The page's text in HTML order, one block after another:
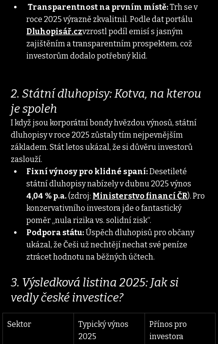
Transparentnost na prvním místě: Trh se v
roce 2025 výrazně zkvalitnil. Podle dat portálu
Dluhopisář.czvzrostl podíl emisí s jasným
zajištěním a transparentním prospektem, což
investorům dodalo potřebný klid.
2. Státní dluhopisy: Kotva, na kterou
je spoleh
I když jsou korporátní bondy hvězdou výnosů, státní
dluhopisy v roce 2025 zůstaly tím nejpevnějším
základem. Stát letos ukázal, že si důvěru investorů
zaslouží.
Fixní výnosy pro klidné spaní: Desetileté
státní dluhopisy nabízely v dubnu 2025 výnos
4,04 % p.a. (zdroj: Ministerstvo financí ČR). Pro
konzervativního investora jde o fantastický
poměr „nula rizika vs. solidní zisk“.
Podpora státu: Úspěch dluhopisů pro občany
ukázal, že Češi už nechtějí nechat své peníze
ztrácet hodnotu na běžných účtech.
3. Výsledková listina 2025: Jak si
vedly české investice?
Sektor
Typický výnos
2025
Přínos pro
investora